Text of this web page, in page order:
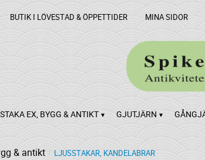
BUTIK I LÖVESTAD & ÖPPETTIDER MINA SIDOR
EX, BYGG & ANTIKT GJUTJÄRN
& antikt LJUSSTAKAR, KANDELABRAR